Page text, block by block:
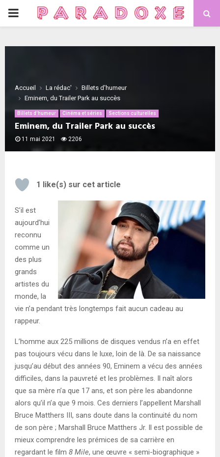
PRIMARY
Accueil La rédac'
Billets d'humeur
Eminem, du Trailer Park au succès
Billets d'humeur Cinéma et séries Sections culturelles
Eminem, du Trailer Park au succès
11 mai 2021 2206
1 like(s) sur cet article
S’il est
aujourd’hui
reconnu
comme un
des plus
grands
artistes du
monde, la
vie n’a pendant très longtemps fait aucun cadeau au
rappeur.
L’homme aux 225 millions de disques vendus n’a en effet
pas toujours vécu dans le luxe, loin de là. De sa naissance
jusqu’au début des années 90, Eminem a vécu des années
difficiles, dans la pauvreté et les problèmes. Il naît alors
que sa mère n’a que 17 ans, et son père les abandonne
alors qu’il n’a que 9 mois. Ces derniers l’appellent Marshall
Bruce Matthers III, sans doute dans la continuité du nom
de son père ; Marshall Bruce Matthers Jr. Il est possible de
mieux comprendre les prémices de sa carrière en
regardant le film 8 Mile, une œuvre « semi-biographique »